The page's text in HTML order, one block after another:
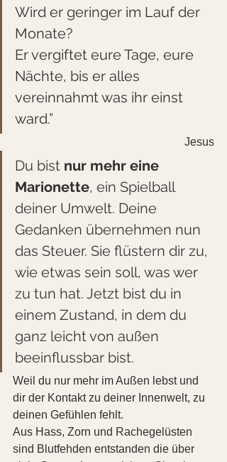
Wird er geringer im Lauf der
Monate?
Er vergiftet eure Tage, eure
Nächte, bis er alles
vereinnahmt was ihr einst
ward.”
Jesus
Du bist nur mehr eine
Marionette, ein Spielball
deiner Umwelt. Deine
Gedanken übernehmen nun
das Steuer. Sie flüstern dir zu,
wie etwas sein soll, was wer
zu tun hat. Jetzt bist du in
einem Zustand, in dem du
ganz leicht von außen
beeinflussbar bist.
Weil du nur mehr im Außen lebst und
dir der Kontakt zu deiner Innenwelt, zu
deinen Gefühlen fehlt.
Aus Hass, Zorn und Rachegelüsten
sind Blutfehden entstanden die über